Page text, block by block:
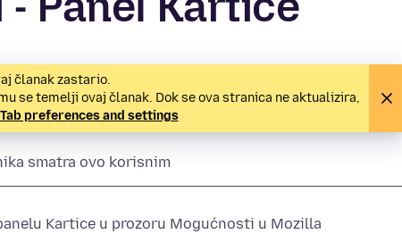
članak zastario.
se temelji ovaj članak. Dok se ova stranica ne aktualizira,
Tab preferences and settings
smatra ovo korisnim
Kartice u prozoru Mogućnosti u Mozilla